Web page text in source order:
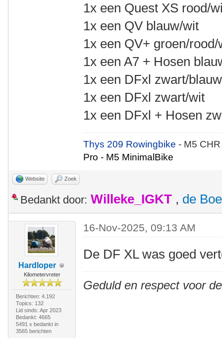
1x een Quest XS rood/
1x een QV blauw/wit
1x een QV+ groen/rood/
1x een A7 + Hosen
1x een DFxl zwart/blauw
1x een DFxl zwart/wit
1x een DFxl + Hosen
Thys 209 Rowingbike- M5
Pro - M5 MinimalBike
Website Zoek
Bedankt door: Willeke_IGKT , de
Hardloper
Kilometervreter
Berichten: 4.192
Topics: 132
Lid sinds: Apr 2023
Bedankt: 4665
5491 x bedankt in
3565 berichten
16-Nov-2025, 09:13 AM
De DF XL was goed
Geduld en respect voor